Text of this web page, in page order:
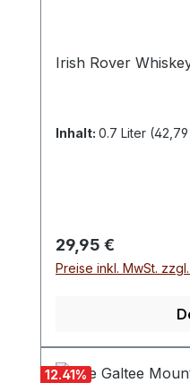
Irish Rover
Inhalt: 0.7 Liter
Regulärer Preis:
29,95 €
Preise inkl. MwSt.
12.41%